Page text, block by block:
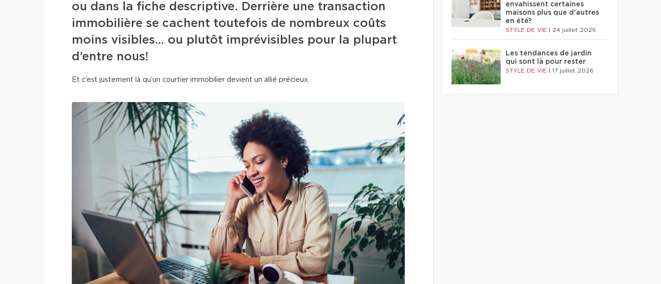
ou dans la fiche descriptive. Derrière une transaction
immobilière se cachent toutefois de nombreux coûts
moins visibles… ou plutôt imprévisibles pour la plupart
d’entre nous!
Et c’est justement là qu’un courtier immobilier devient un allié précieux.
envahissent certaines
maisons plus que d'autres
en été?
STYLE DE VIE 24 juillet 2026
Les tendances de jardin
qui sont là pour rester
STYLE DE VIE 17 juillet 2026